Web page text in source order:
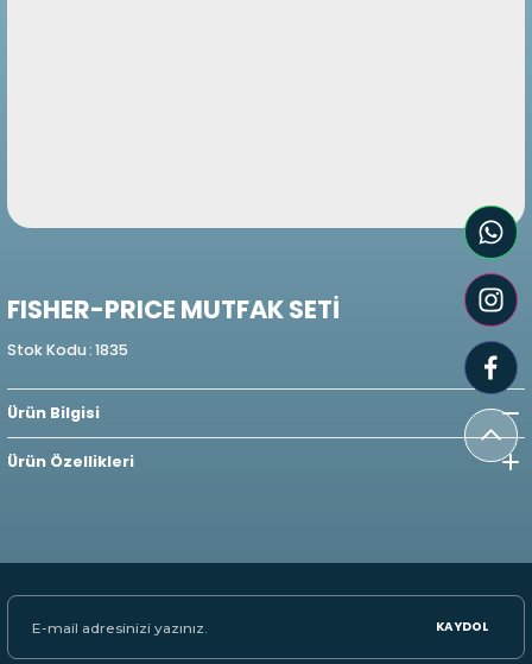
FISHER-PRICE MUTFAK SETİ
Stok Kodu:1835
Ürün Bilgisi
Ürün Özellikleri
KAYDOL